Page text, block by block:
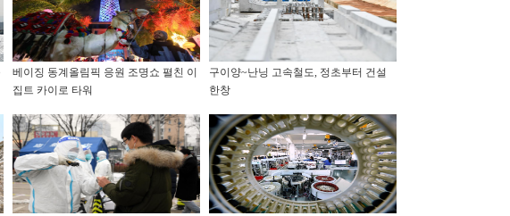
베이징 동계올림픽 응원 조명쇼 펼친 이
집트 카이로 타워
구이양~난닝 고속철도, 정초부터 건설
한창